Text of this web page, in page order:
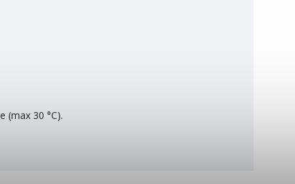
(max 30 °C).